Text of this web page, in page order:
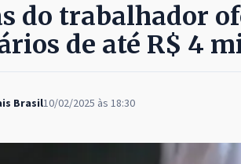
do trabalhador
de até R$ 4
Brasil10/02/2025 às 18:30